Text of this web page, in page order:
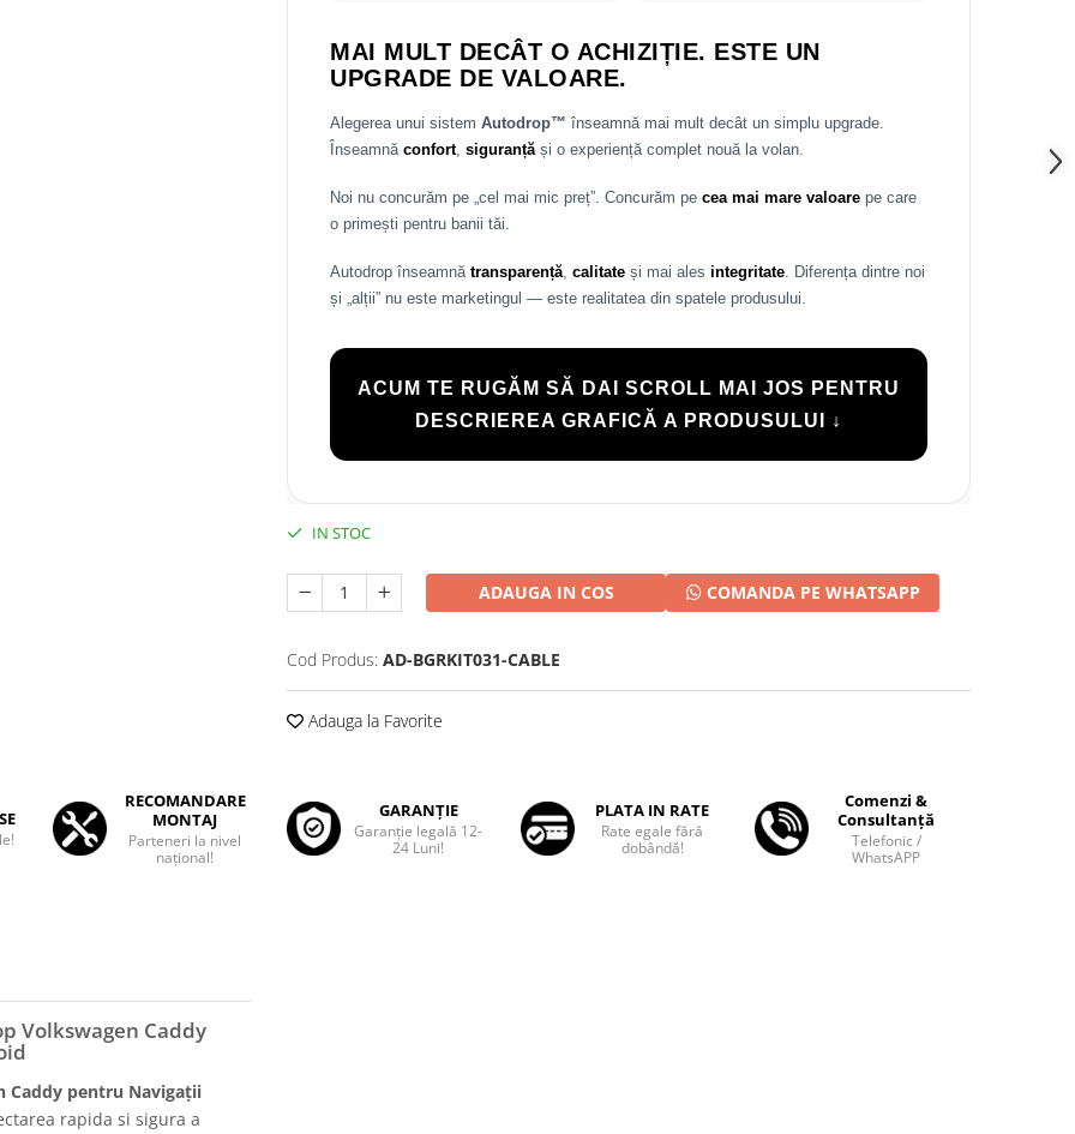
MAI MULT DECÂT O ACHIZIȚIE. ESTE UN
UPGRADE DE VALOARE.
Alegerea unui sistem Autodrop™ înseamnă mai mult decât un simplu upgrade.
Înseamnă confort, siguranțăși o experiență complet nouă la volan.
Noi nu concurăm pe „cel mai mic preț”. Concurăm pe cea mai mare valoare pe care
o primești pentru banii tăi.
Autodrop înseamnă transparență, calitate și mai ales integritate. Diferența dintre noi
și „alții” nu este marketingul — este realitatea din spatele produsului.
ACUM TE RUGĂM SĂ DAI SCROLL MAI JOS PENTRU
DESCRIEREA GRAFICĂ A PRODUSULUI ↓
IN STOC
ADAUGA IN COS COMANDA PE WHATSAPP
Cod Produs: AD-BGRKIT031-CABLE
Adauga la Favorite
RECOMANDARE
MONTAJ
Parteneri la nivel
național!
GARANȚIE
Garanţie legală 12-
24 Luni!
PLATA IN RATE
Rate egale fără
dobândă!
Comenzi &
Consultanță
Telefonic /
WhatsAPP
Volkswagen Caddy
Caddy pentru Navigații
rapida si sigura a